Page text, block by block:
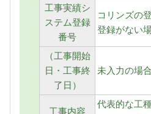
工事実績シ
ステム登録
番号
コリンズの
登録がない
（工事開始
日・工事終
了日）
未入力の場
工事内容
代表的な工